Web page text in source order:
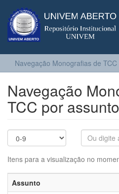
Navegação Monografias de
Navegação
TCC por assunto
Itens para a visualização no
Assunto